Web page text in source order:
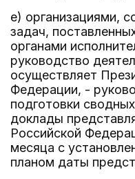
е) организациями,
задач,
органами
руководство
осуществляет
Федерации, -
подготовки
доклады
Российской
месяца с
планом даты